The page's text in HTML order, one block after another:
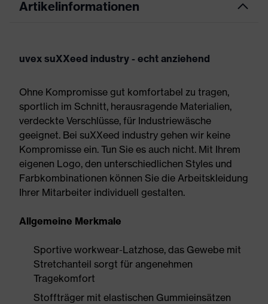
Artikelinformationen
uvex suXXeed industry - echt anziehend
Ohne Kompromisse gut komfortabel zu tragen,
sportlich im Schnitt, herausragende Materialien,
verdeckte Verschlüsse, für Industriewäsche
geeignet. Bei suXXeed industry gehen wir keine
Kompromisse ein. Tun Sie es auch nicht. Mit Ihrem
eigenen Logo, den unterschiedlichen Styles und
Farbkombinationen können Sie die Arbeitskleidung
Ihrer Mitarbeiter individuell gestalten.
Allgemeine Merkmale
Sportive workwear-Latzhose, das Gewebe mit
Stretchanteil sorgt für angenehmen
Tragekomfort
Stoffträger mit elastischen Gummieinsätzen